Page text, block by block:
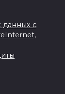
данных с